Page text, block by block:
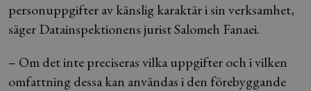
personuppgifter av känslig karaktär i sin verksamhet,
säger Datainspektionens jurist Salomeh Fanaei.
– Om det inte preciseras vilka uppgifter och i vilken
omfattning dessa kan användas i den förebyggande